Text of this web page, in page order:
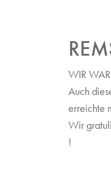
WIR
Auch
erreichte
Wir
!